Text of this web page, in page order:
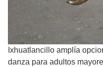
Ixhuatlancillo amplía
danza para adultos